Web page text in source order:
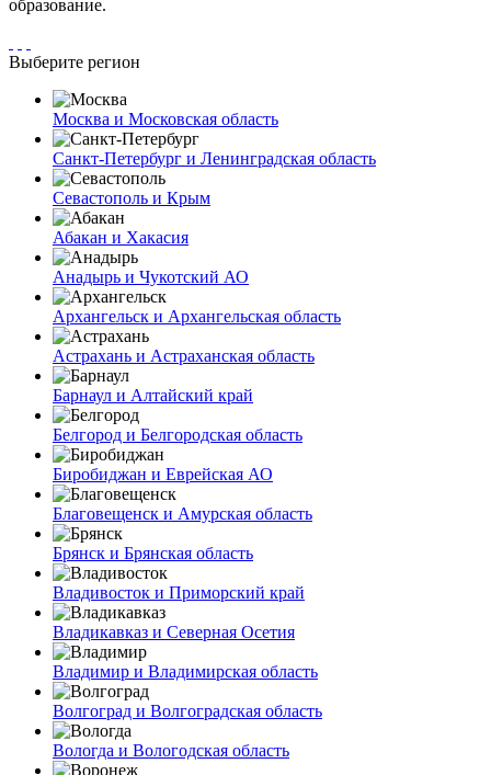
образование.
Выберите регион
Москва и Московская область
Санкт-Петербург и Ленинградская область
Севастополь и Крым
Абакан и Хакасия
Анадырь и Чукотский АО
Архангельск и Архангельская область
Астрахань и Астраханская область
Барнаул и Алтайский край
Белгород и Белгородская область
Биробиджан и Еврейская АО
Благовещенск и Амурская область
Брянск и Брянская область
Владивосток и Приморский край
Владикавказ и Северная Осетия
Владимир и Владимирская область
Волгоград и Волгоградская область
Вологда и Вологодская область